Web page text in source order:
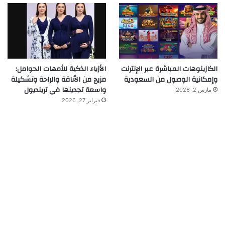
الكازينوهات المباشرة عبر الإنترنت
وإمكانية الوصول من السعودية
مارس 2, 2026
الأزياء الذكية للأمهات الحوامل:
مزيج من الأناقة والراحة وتشكيلة
واسعة تجدينها في ترينديول
فبراير 27, 2026